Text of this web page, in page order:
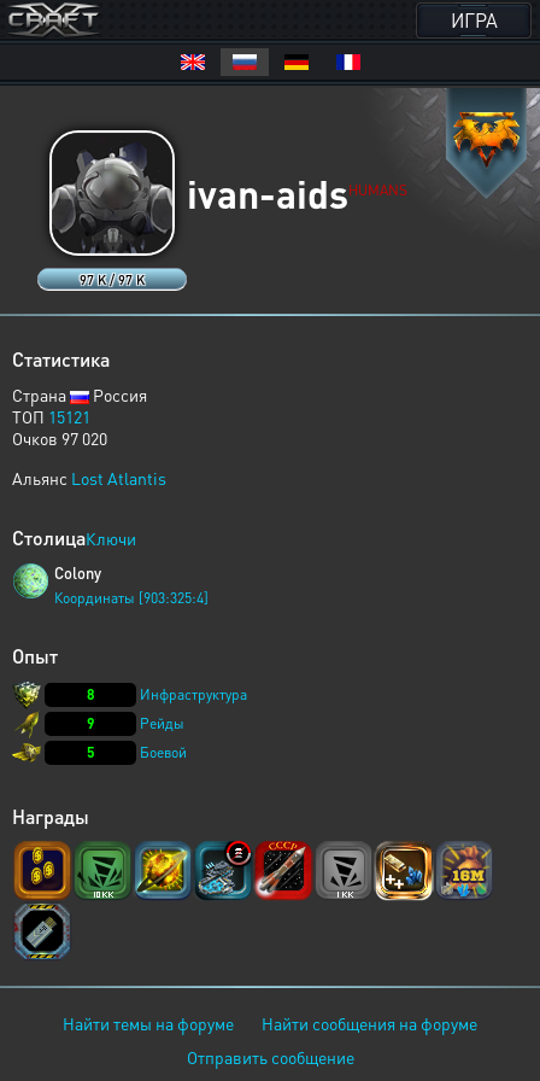
ИГРА
97 K / 97 K
ivan-aidsHUMANS
Статистика
Страна
Россия
ТОП 15121
Очков 97 020
Альянс Lost Atlantis
СтолицаКлючи
Colony
Координаты [903:325:4]
Опыт
8
Инфраструктура
9
Рейды
5
Боевой
Награды
Найти темы на форуме
Найти сообщения на форуме
Отправить сообщение